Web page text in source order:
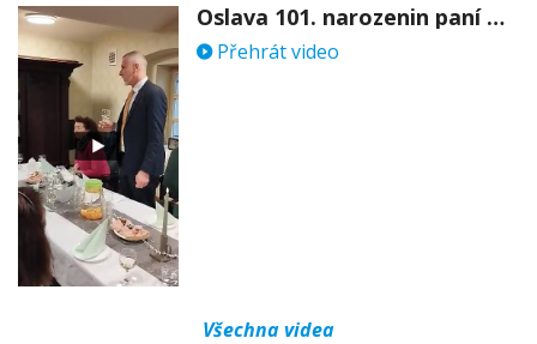
Oslava 101. narozenin paní Věry Skořepové
Přehrát video
Všechna videa